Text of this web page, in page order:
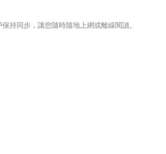
持同步，讓您隨時隨地上網或離線閱讀。